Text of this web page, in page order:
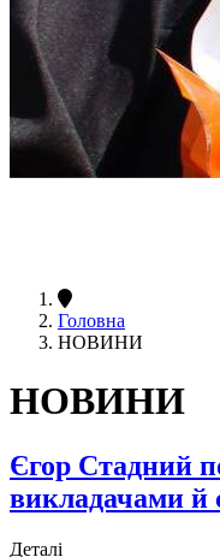
Головна
НОВИНИ
НОВИНИ
Єгор Стадний
викладачами й
Деталі